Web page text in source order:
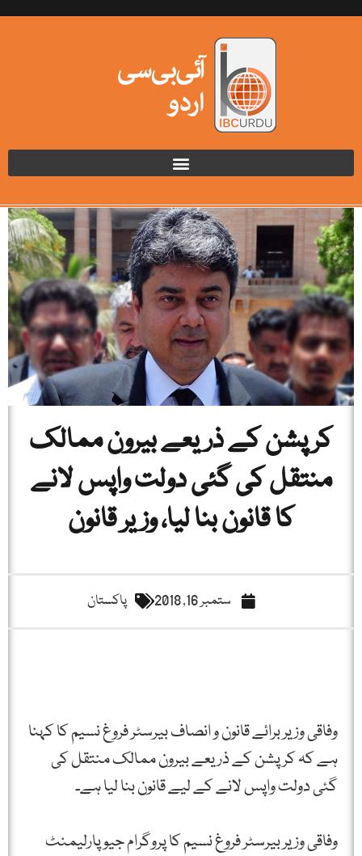
کرپشن کے ذریعے بیرون ممالک
منتقل کی گئی دولت واپس لانے
کا قانون بنا لیا، وزیر قانون
ستمبر 16, 2018 پاکستان
وفاقی وزیر برائے قانون و انصاف بیرسٹر فروغ نسیم کا کہنا
ہے کہ کرپشن کے ذریعے بیرون ممالک منتقل کی
گئی دولت واپس لانے کے لیے قانون بنا لیا ہے۔
وفاقی وزیر بیرسٹر فروغ نسیم کا پروگرام جیو پارلیمنٹ